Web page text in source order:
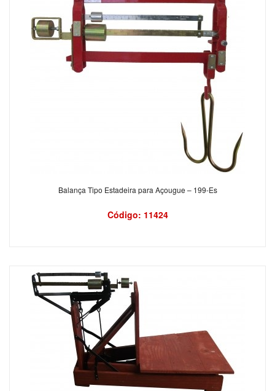
Balança Tipo Estadeira para Açougue – 199-Es
Código: 11424